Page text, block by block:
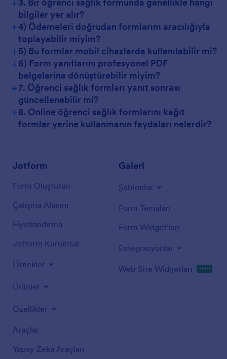
bilgiler yer alır?
+4) Ödemeleri doğrudan formlarım aracılığıyla
toplayabilir miyim?
+5) Bu formlar mobil cihazlarda kullanılabilir mi?
+6) Form yanıtlarını profesyonel PDF
belgelerine dönüştürebilir miyim?
+7. Öğrenci sağlık formları yanıt sonrası
güncellenebilir mi?
+8. Online öğrenci sağlık formlarını kağıt
formlar yerine kullanmanın faydaları nelerdir?
Jotform
Form Oluşturun
Çalışma Alanım
Fiyatlandırma
Jotform Kurumsal
Örnekler
Ürünler
Özellikler
Araçlar
Yapay Zeka Araçları
Galeri
Şablonlar
Form Temaları
Form Widget'ları
Entegrasyonlar
Web Site Widgetları YENİ